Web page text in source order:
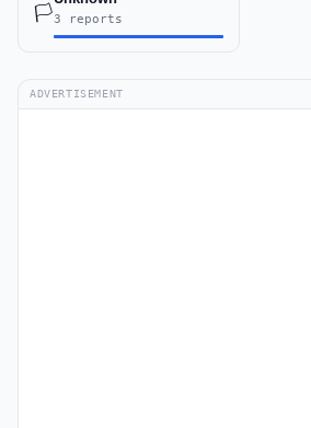
🏳️3 reports
ADVERTISEMENT